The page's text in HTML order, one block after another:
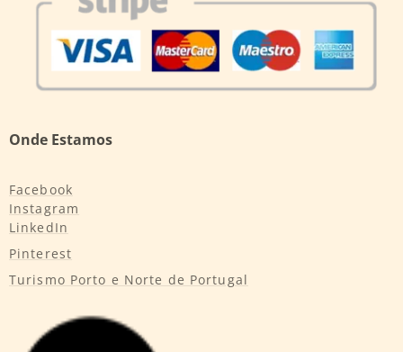
Onde Estamos
Facebook
Instagram
LinkedIn
Pinterest
Turismo Porto e Norte de Portugal